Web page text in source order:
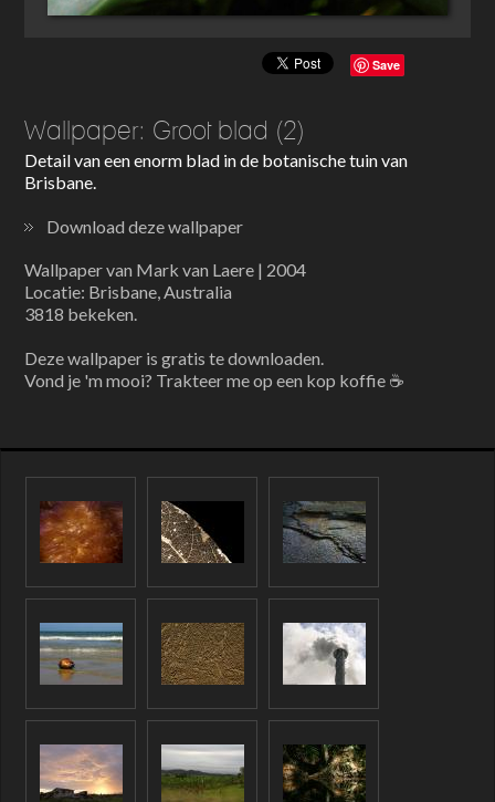
Save
Wallpaper: Groot blad (2)
Detail van een enorm blad in de botanische tuin van
Brisbane.
Download deze wallpaper
Wallpaper van Mark van Laere | 2004
Locatie: Brisbane, Australia
3818 bekeken.
Deze wallpaper is gratis te downloaden.
Vond je 'm mooi? Trakteer me op een kop koffie ☕